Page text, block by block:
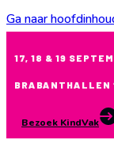
Ga naar
17, 18 & 19
BRABANTHALLEN
Bezoek KindVak